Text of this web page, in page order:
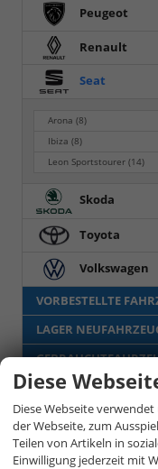
Peugeot
Renault
Seat
Arona(8)
Ibiza(8)
Leon Sportstourer(14)
Skoda
Toyota
Volkswagen
VORBESTELLTE
LAGER
LEASING-
Diese
Diese Webseite
der Webseite, zum
Teilen von Artikeln in
Einwilligung jederzeit mit